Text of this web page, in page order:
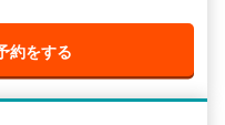
約をする